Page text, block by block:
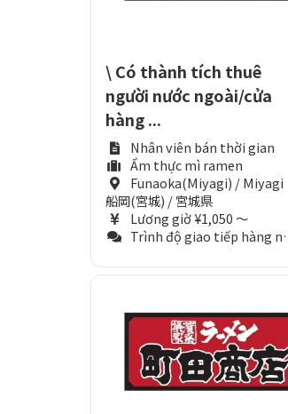
\ Có thành tích thuê
người nước ngoài/cửa
hàng ...
Nhân viên bán thời gian
Ẩm thực mì ramen
Funaoka(Miyagi) / Miyagi
船岡(宮城) / 宮城県
Lương giờ ¥1,050 ～
Trình độ giao tiếp hàng ngày (Tương đương N3)